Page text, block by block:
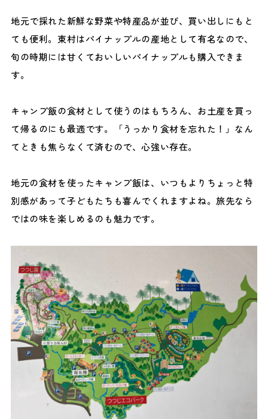
地元で採れた新鮮な野菜や特産品が並び、買い出しにもと
ても便利。東村はパイナップルの産地として有名なので、
旬の時期には甘くておいしいパイナップルも購入できま
す。
キャンプ飯の食材として使うのはもちろん、お土産を買っ
て帰るのにも最適です。「うっかり食材を忘れた！」なん
てときも焦らなくて済むので、心強い存在。
地元の食材を使ったキャンプ飯は、いつもよりちょっと特
別感があって子どもたちも喜んでくれますよね。旅先なら
ではの味を楽しめるのも魅力です。